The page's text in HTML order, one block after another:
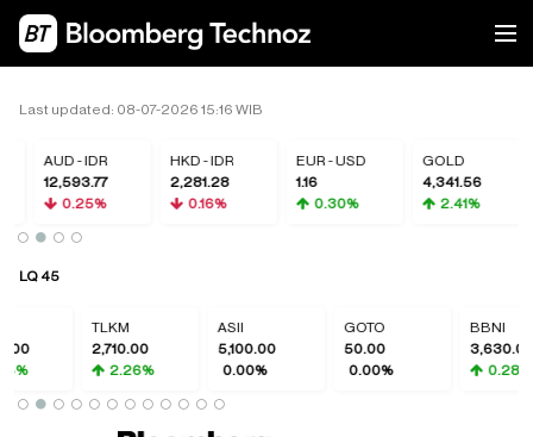
Last updated: 08-07-2026 15:16 WIB
AUD - IDR
12,593.77
0.25%
HKD - IDR
2,281.28
0.16%
EUR - USD
1.16
0.30%
GOLD
4,341.56
2.41%
LQ 45
TLKM
2,710.00
2.26%
5,100.00
0.00%
GOTO
50.00
0.00%
BBNI
3,630.00
0.28%